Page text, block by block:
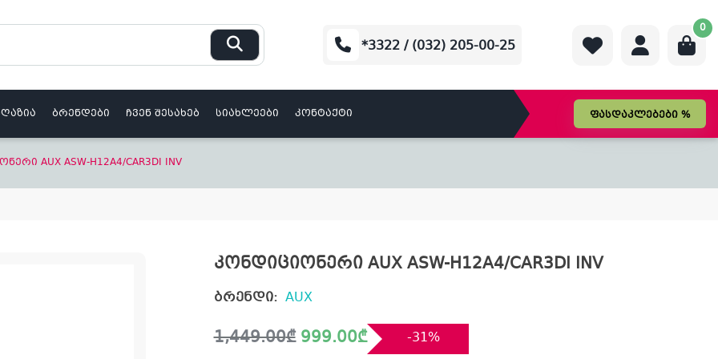
*3322 / (032) 205-00-25
0
ბრენდები ჩვენ შესახებ სიახლეები კონტაქტი ფასდაკლებები %
AUX ASW-H12A4/CAR3DI INV
კონდიციონერი AUX ASW-H12A4/CAR3DI INV
ბრენდი: AUX
1,449.00₾
Original 999.00₾
Current -31%